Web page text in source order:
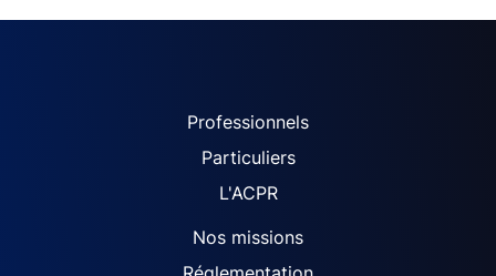
ACPR site navigation
Professionnels
Particuliers
L'ACPR
Nos missions